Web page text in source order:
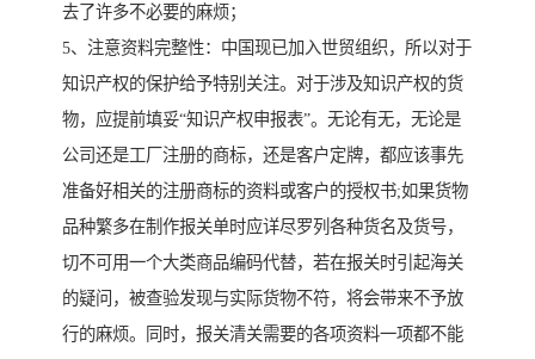
去了许多不必要的麻烦；
5、注意资料完整性：中国现已加入世贸组织，所以对于
知识产权的保护给予特别关注。对于涉及知识产权的货
物，应提前填妥“知识产权申报表”。无论有无，无论是
公司还是工厂注册的商标，还是客户定牌，都应该事先
准备好相关的注册商标的资料或客户的授权书;如果货物
品种繁多在制作报关单时应详尽罗列各种货名及货号，
切不可用一个大类商品编码代替，若在报关时引起海关
的疑问，被查验发现与实际货物不符，将会带来不予放
行的麻烦。同时，报关清关需要的各项资料一项都不能